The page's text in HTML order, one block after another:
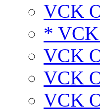
VCK
*
VCK
VCK
VCK